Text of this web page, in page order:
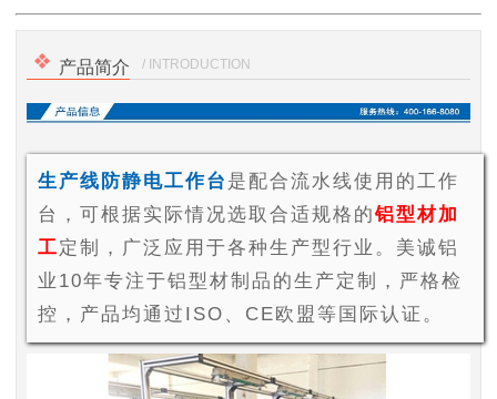
产品简介 / INTRODUCTION
生产线防静电工作台 是配合流水线使用的工作
台，可根据实际情况选取合适规格的铝型材加
工定制，广泛应用于各种生产型行业。美诚铝
业10年专注于铝型材制品的生产定制，严格检
控，产品均通过ISO、CE欧盟等国际认证。